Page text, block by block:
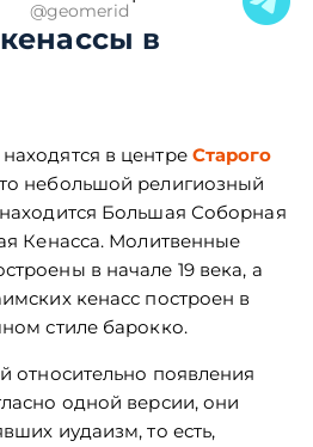
@geomerid
в
в центре Старого
небольшой религиозный
Большая Соборная
Кенасса. Молитвенные
в начале 19 века, а
кенасс построен в
стиле барокко.
относительно появления
одной версии, они
иудаизм, то есть,